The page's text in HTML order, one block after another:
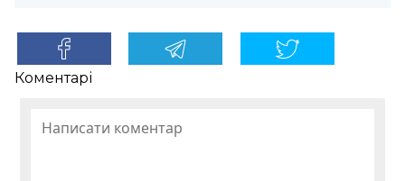
Коментарі